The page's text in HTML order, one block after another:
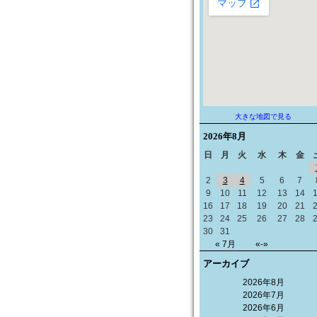
大きな地図で見る
2026年8月
日 月 火 水 木 金
« 7月 «-»
2
3 4 5 6 7
9
10 11 12 13 14
16
17 18 19 20 21
23
24 25 26 27 28
30
31
アーカイブ
2026年8月
2026年7月
2026年6月